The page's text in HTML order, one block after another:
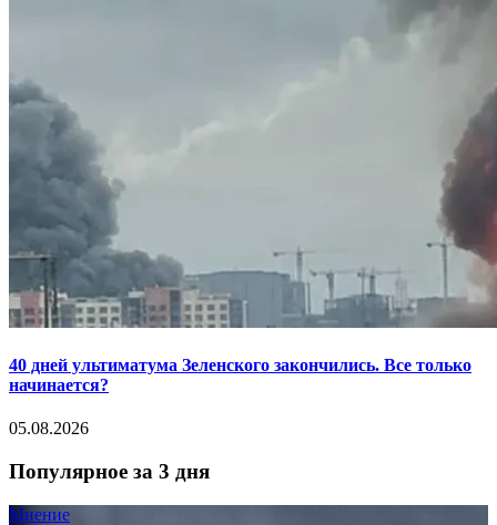
40 дней ультиматума Зеленского закончились. Все только
начинается?
05.08.2026
Популярное за 3 дня
Мнение